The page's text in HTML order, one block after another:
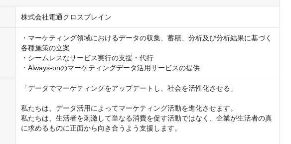
株式会社電通クロスブレイン
・マーケティング領域におけるデータの収集、蓄積、分析及び分析結果に基づく
各種施策の立案
・シームレスなサービス実行の支援・代行
「データでマーケティングをアップデートし、社会を活性化させる」
私たちは、データ活用によってマーケティング活動を進化させます。
私たちは、生活者を刺激して単なる消費を促す活動ではなく、企業が生活者の真
に求めるものに正面から向き合うよう支援します。